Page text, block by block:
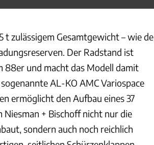
t zulässigem Gesamtgewicht – wie
Der Radstand ist
88er und macht das Modell damit
AL-KO AMC Variospace
ermöglicht den Aufbau eines 37
+ Bischoff nicht nur die
sondern auch noch reichlich